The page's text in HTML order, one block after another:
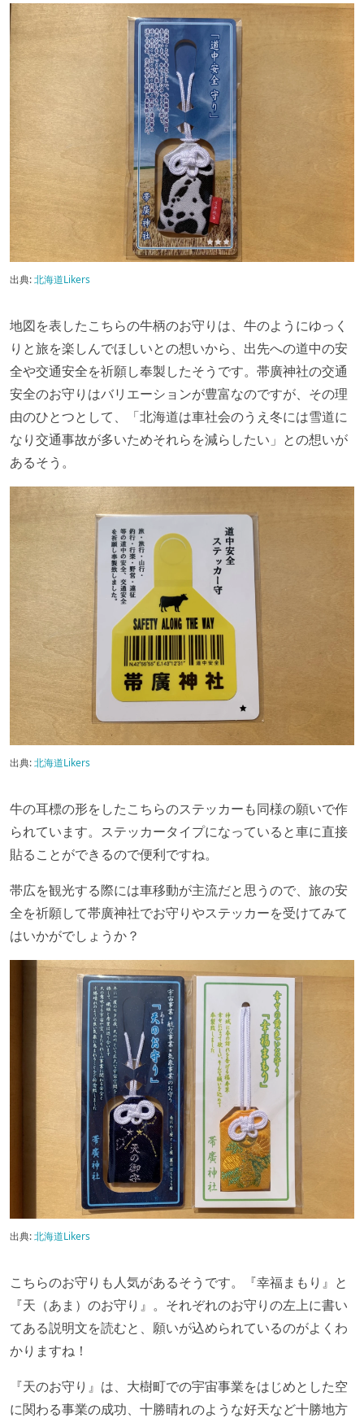
出典:北海道Likers
地図を表したこちらの牛柄のお守りは、牛のようにゆっく
りと旅を楽しんでほしいとの想いから、出先への道中の安
全や交通安全を祈願し奉製したそうです。帯廣神社の交通
安全のお守りはバリエーションが豊富なのですが、その理
由のひとつとして、「北海道は車社会のうえ冬には雪道に
なり交通事故が多いためそれらを減らしたい」との想いが
あるそう。
出典:北海道Likers
牛の耳標の形をしたこちらのステッカーも同様の願いで作
られています。ステッカータイプになっていると車に直接
貼ることができるので便利ですね。
帯広を観光する際には車移動が主流だと思うので、旅の安
全を祈願して帯廣神社でお守りやステッカーを受けてみて
はいかがでしょうか？
出典:北海道Likers
こちらのお守りも人気があるそうです。『幸福まもり』と
『天（あま）のお守り』。それぞれのお守りの左上に書い
てある説明文を読むと、願いが込められているのがよくわ
かりますね！
『天のお守り』は、大樹町での宇宙事業をはじめとした空
に関わる事業の成功、十勝晴れのような好天など十勝地方